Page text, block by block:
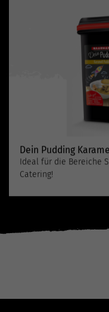
Dein Pudding
Ideal für die Bereiche
Catering!